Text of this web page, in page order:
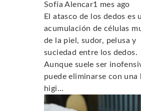
Sofía Alencar1 mes ago
El atasco de los dedos es
acumulación de células
de la piel, sudor, pelusa y
suciedad entre los dedos.
Aunque suele ser
puede eliminarse con una
higi...